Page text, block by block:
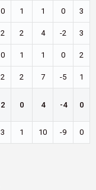
0 1 1 0 3
2 2 4 -2 3
0 1 1 0 2
2 2 7 -5 1
2 0 4 -4 0
3 1 10 -9 0